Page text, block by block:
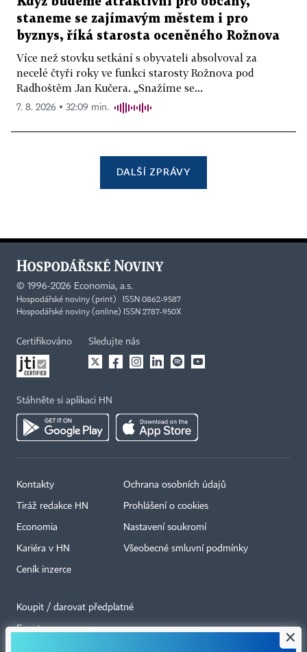
staneme se zajímavým městem i pro
byznys, říká starosta oceněného Rožnova
Více než stovku setkání s obyvateli absolvoval za
necelé čtyři roky ve funkci starosty Rožnova pod
Radhoštěm Jan Kučera. „Snažíme se...
7. 8. 2026 ▪ 32:09 min.
DALŠÍ ZPRÁVY
© 1996-2026 Economia, a.s.
Hospodářské noviny (print) ISSN 0862-9587
Hospodářské noviny (online) ISSN 2787-950X
Certifikováno Sledujte nás
Stáhněte si aplikaci HN
Kontakty
Tiráž redakce HN
Economia
Kariéra v HN
Ceník inzerce
Ochrana osobních údajů
Prohlášení o cookies
Nastavení soukromí
Všeobecné smluvní podmínky
Koupit / darovat předplatné
Eventy ×